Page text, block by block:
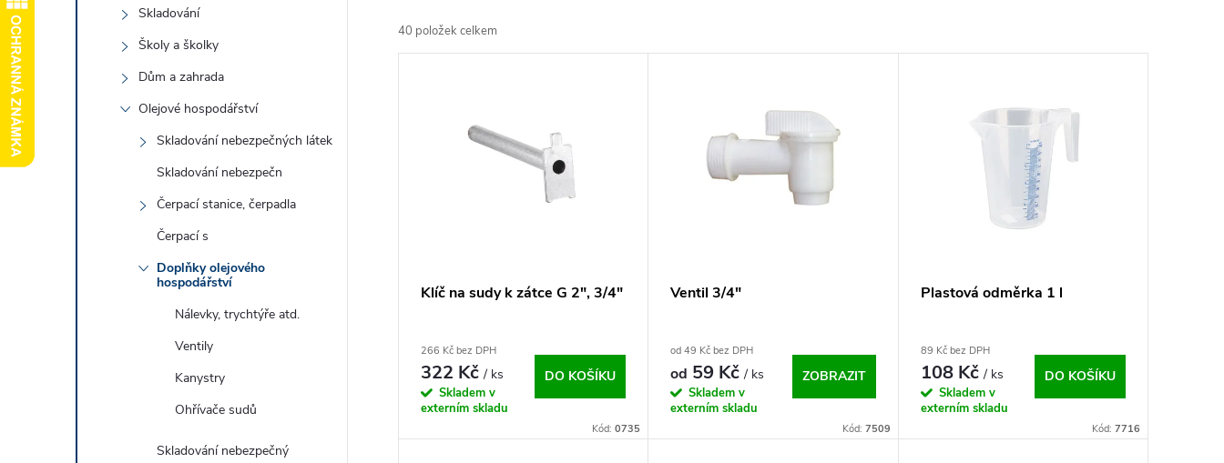
Skladování
Školy a školky
Dům a zahrada
Olejové hospodářství
Skladování nebezpečných látek
Skladování nebezpečn
Čerpací stanice, čerpadla
Čerpací s
Doplňky olejového
hospodářství
Nálevky, trychtýře atd.
Ventily
Kanystry
Ohřívače sudů
Skladování nebezpečný
z
40 položek celkem
d
Klíč na sudy k zátce G 2", 3/4"
266 Kč bez DPH
322 Kč/ ks
Skladem v
externím skladu
DO KOŠÍKU
Kód:0735
Ventil 3/4"
od 49 Kč bez DPH
od 59 Kč/ ks
Skladem v
externím skladu
ZOBRAZIT
Kód: 7509
Plastová odměrka 1 l
89 Kč bez DPH
108 Kč/ ks
Skladem v
externím skladu
DO KOŠÍKU
Kód: 7716